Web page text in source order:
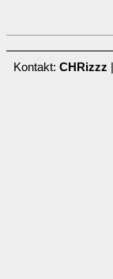
Kontakt: CHRizzz